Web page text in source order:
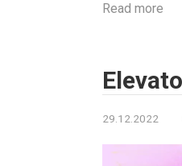
Read more
29.12.2022